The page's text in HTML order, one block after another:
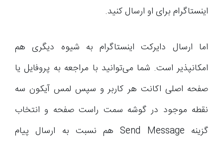
اینستاگرام برای او ارسال کنید.
اما ارسال دایرکت اینستاگرام به شیوه دیگری هم
امکانپذیر است. شما می‌توانید با مراجعه به پروفایل یا
صفحه اصلی اکانت هر کاربر و سپس لمس آیکون سه
نقطه موجود در گوشه سمت راست صفحه و انتخاب
گزینه Send Message هم نسبت به ارسال پیام